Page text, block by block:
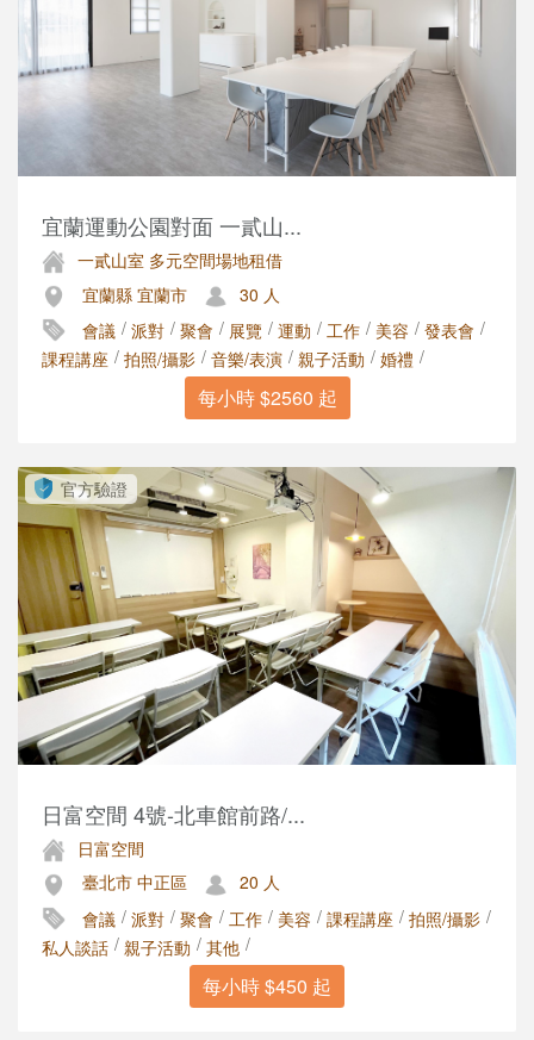
宜蘭運動公園對面 一貳山...
一貳山室 多元空間場地租借
宜蘭縣 宜蘭市
30 人
會議 / 派對 / 聚會 / 展覽 / 運動 / 工作 / 美容 / 發表會 /
課程講座 / 拍照/攝影 / 音樂/表演 / 親子活動 / 婚禮 /
每小時 $2560 起
官方驗證
日富空間 4號-北車館前路/...
日富空間
臺北市 中正區
20 人
會議 / 派對 / 聚會 / 工作 / 美容 / 課程講座 / 拍照/攝影 /
私人談話 / 親子活動 / 其他 /
每小時 $450 起